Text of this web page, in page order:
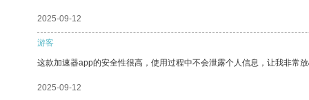
2025-09-12
游客
这款加速器app的安全性很高，使用过程中不会泄露个人信息，让我非常
2025-09-12